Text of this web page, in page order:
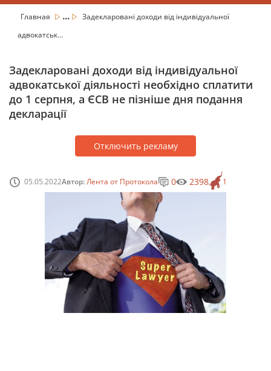
Главная ...
Задекларовані доходи від індивідуальної
адвокатськ...
Задекларовані доходи від індивідуальної
адвокатської діяльності необхідно сплатити
до 1 серпня, а ЄСВ не пізніше дня подання
декларації
Отключить рекламу
05.05.2022Автор:Лента от Протокола 1
0 2398